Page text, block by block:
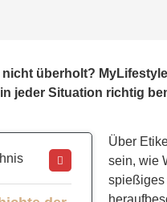
nicht überholt?
jeder Situation richtig
Über
sein, wie
spießiges